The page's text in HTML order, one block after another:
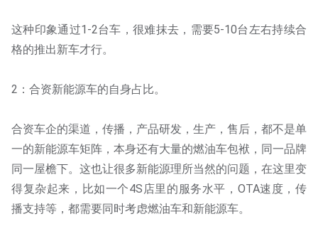
这种印象通过1-2台车，很难抹去，需要5-10台左右持续合
格的推出新车才行。
2：合资新能源车的自身占比。
合资车企的渠道，传播，产品研发，生产，售后，都不是单
一的新能源车矩阵，本身还有大量的燃油车包袱，同一品牌
同一屋檐下。这也让很多新能源理所当然的问题，在这里变
得复杂起来，比如一个4S店里的服务水平，OTA速度，传
播支持等，都需要同时考虑燃油车和新能源车。